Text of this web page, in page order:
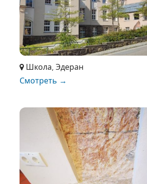
Школа, Эдеран
Смотреть →